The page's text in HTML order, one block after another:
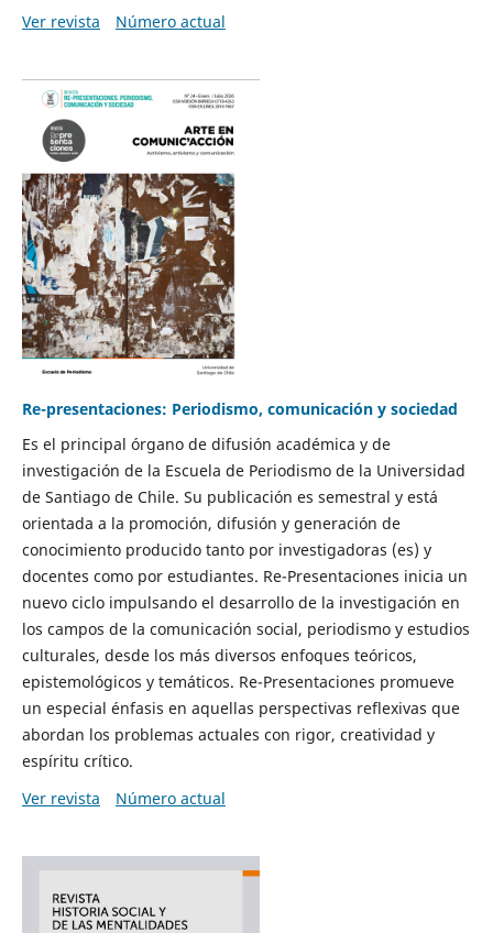
Ver revista
Número actual
Re-presentaciones: Periodismo, comunicación y sociedad
Es el principal órgano de difusión académica y de
investigación de la Escuela de Periodismo de la Universidad
de Santiago de Chile. Su publicación es semestral y está
orientada a la promoción, difusión y generación de
conocimiento producido tanto por investigadoras (es) y
docentes como por estudiantes. Re-Presentaciones inicia un
nuevo ciclo impulsando el desarrollo de la investigación en
los campos de la comunicación social, periodismo y estudios
culturales, desde los más diversos enfoques teóricos,
epistemológicos y temáticos. Re-Presentaciones promueve
un especial énfasis en aquellas perspectivas reflexivas que
abordan los problemas actuales con rigor, creatividad y
espíritu crítico.
Ver revista
Número actual